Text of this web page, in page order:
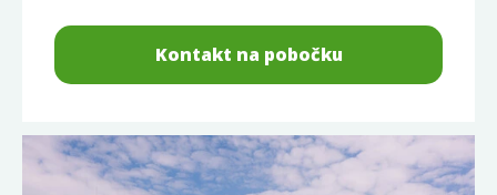
Kontakt na pobočku